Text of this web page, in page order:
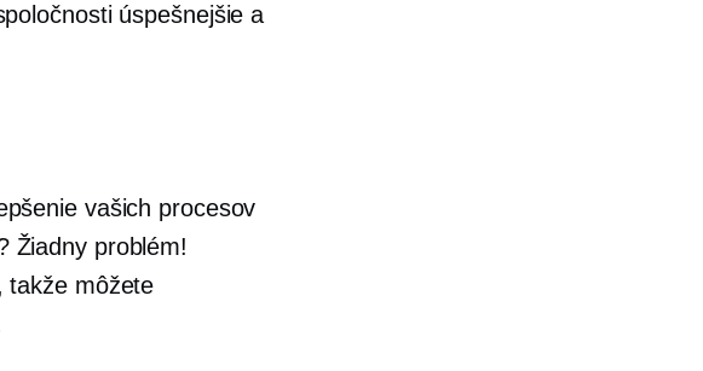
úspešnejšie a
vašich procesov
Žiadny problém!
takže môžete